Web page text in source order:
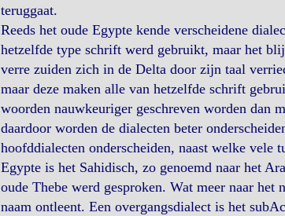
teruggaat.
Reeds het oude Egypte kende verscheidene
hetzelfde type schrift werd gebruikt, maar het
verre zuiden zich in de Delta door zijn taal
maar deze maken alle van hetzelfde schrift
woorden nauwkeuriger geschreven worden dan
daardoor worden de dialecten beter
hoofddialecten onderscheiden, naast welke vele
Egypte is het Sahidisch, zo genoemd naar het
oude Thebe werd gesproken. Wat meer naar
naam ontleent. Een overgangsdialect is het